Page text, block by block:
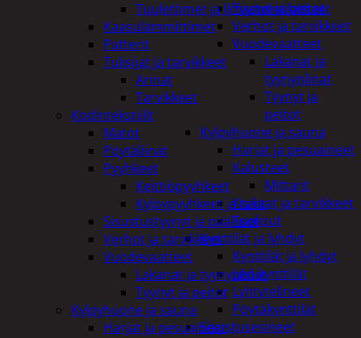
Tyynyt ja peitot
Verhot ja tarvikkeet
Vuodevaatteet
Lakanat ja
tyynynlinat
Tyynyt ja
peitot
Kylpyhuone ja sauna
Harjat ja pesuaineet
Kalusteet
Mittarit
Kiukaat ja tarvikkeet
Tuoksut
Kynttilät ja lyhdyt
Kynttilät ja lyhdyt
Led-kynttilät
Lyhtytelineet
Pöytäkynttilät
Sisustusesineet
Tuulettimet ja Ilmastointilaitteet
Kaasulämmittimet
Patterit
Tulisijat ja tarvikkeet
Arinat
Tarvikkeet
Kodintekstiilit
Matot
Pöytäliinat
Pyyhkeet
Keittiöpyyhkeet
Kylpypyyhkeet ja takit
Sisustustyynyt ja päälliset
Verhot ja tarvikkeet
Vuodevaatteet
Lakanat ja tyynynlinat
Tyynyt ja peitot
Kylpyhuone ja sauna
Harjat ja pesuaineet